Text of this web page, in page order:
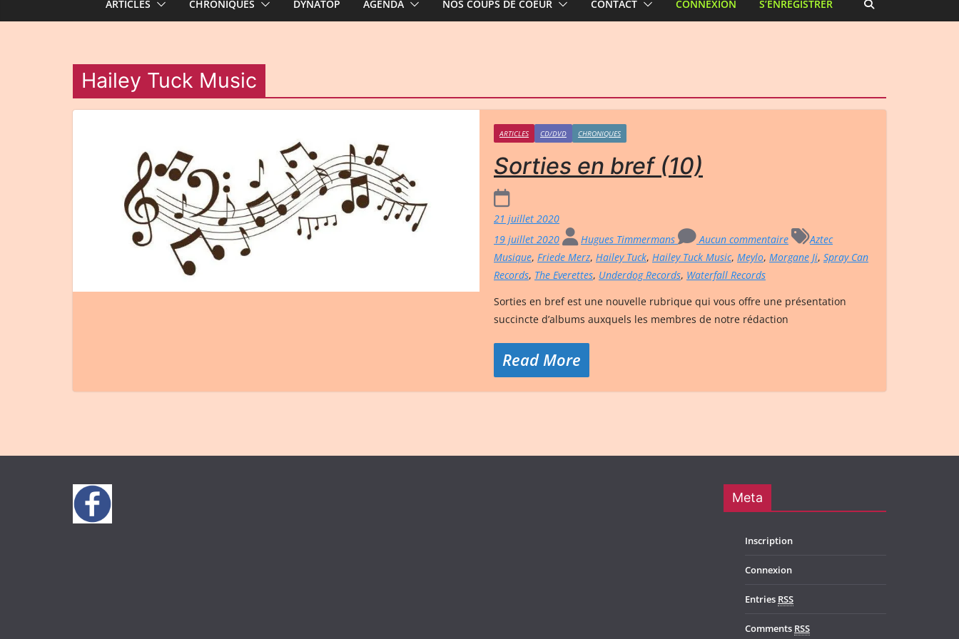
ARTICLES CHRONIQUES DYNATOP AGENDA NOS COUPS DE COEUR CONTACT CONNEXION S’ENREGISTRER
Hailey Tuck Music
ARTICLES CD/DVD CHRONIQUES
Sorties en bref (10)
21 juillet 2020
19 juillet 2020
Hugues Timmermans Aucun commentaire
Aztec
Musique, Friede Merz, Hailey Tuck, Hailey Tuck Music, Meylo, Morgane Ji, Spray Can
Records, The Everettes, Underdog Records, Waterfall Records
Sorties en bref est une nouvelle rubrique qui vous offre une présentation
succincte d’albums auxquels les membres de notre rédaction
Read More
Meta
Inscription
Connexion
Entries RSS
Comments RSS